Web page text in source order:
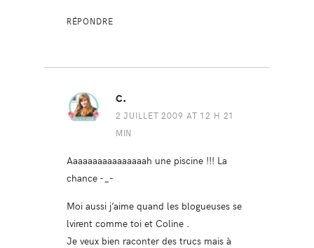
RÉPONDRE
C.
2 JUILLET 2009 AT 12 H 21
MIN
Aaaaaaaaaaaaaaaah une piscine !!! La
chance -_-
Moi aussi j’aime quand les blogueuses se
lvirent comme toi et Coline .
Je veux bien raconter des trucs mais à